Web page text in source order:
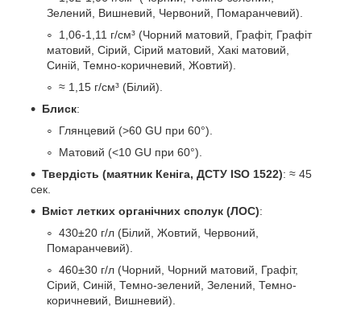
Зелений, Вишневий, Червоний, Помаранчевий).
1,06-1,11 г/см³ (Чорний матовий, Графіт, Графіт
матовий, Сірий, Сірий матовий, Хакі матовий,
Синій, Темно-коричневий, Жовтий).
≈ 1,15 г/см³ (Білий).
Блиск:
Глянцевий (>60 GU при 60°).
Матовий (<10 GU при 60°).
Твердість (маятник Кеніга, ДСТУ ISO 1522): ≈ 45
сек.
Вміст летких органічних сполук (ЛОС):
430±20 г/л (Білий, Жовтий, Червоний,
Помаранчевий).
460±30 г/л (Чорний, Чорний матовий, Графіт,
Сірий, Синій, Темно-зелений, Зелений, Темно-
коричневий, Вишневий).